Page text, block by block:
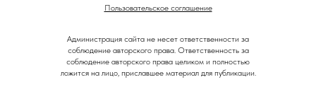
Пользовательское соглашение
Администрация сайта не несет ответственности за
соблюдение авторского права. Ответственность за
соблюдение авторского права целиком и полностью
ложится на лицо, приславшее материал для публикации.